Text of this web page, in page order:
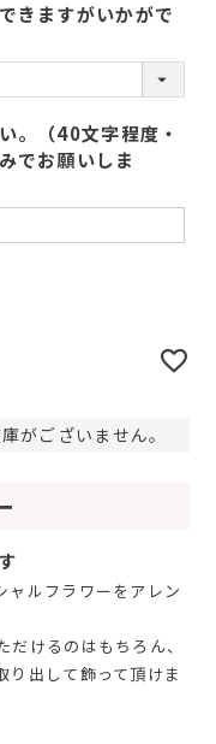
きますがいかがで
。（40文字程度・
でお願いしま
がございません。
ャルフラワーをアレン
けるのはもちろん、
り出して飾って頂けま